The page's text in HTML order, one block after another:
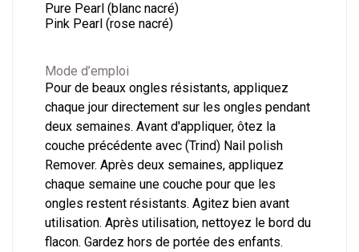
Pure Pearl (blanc nacré)
Pink Pearl (rose nacré)
Mode d’emploi
Pour de beaux ongles résistants, appliquez
chaque jour directement sur les ongles pendant
deux semaines. Avant d'appliquer, ôtez la
couche précédente avec (Trind) Nail polish
Remover. Après deux semaines, appliquez
chaque semaine une couche pour que les
ongles restent résistants. Agitez bien avant
utilisation. Après utilisation, nettoyez le bord du
flacon. Gardez hors de portée des enfants.